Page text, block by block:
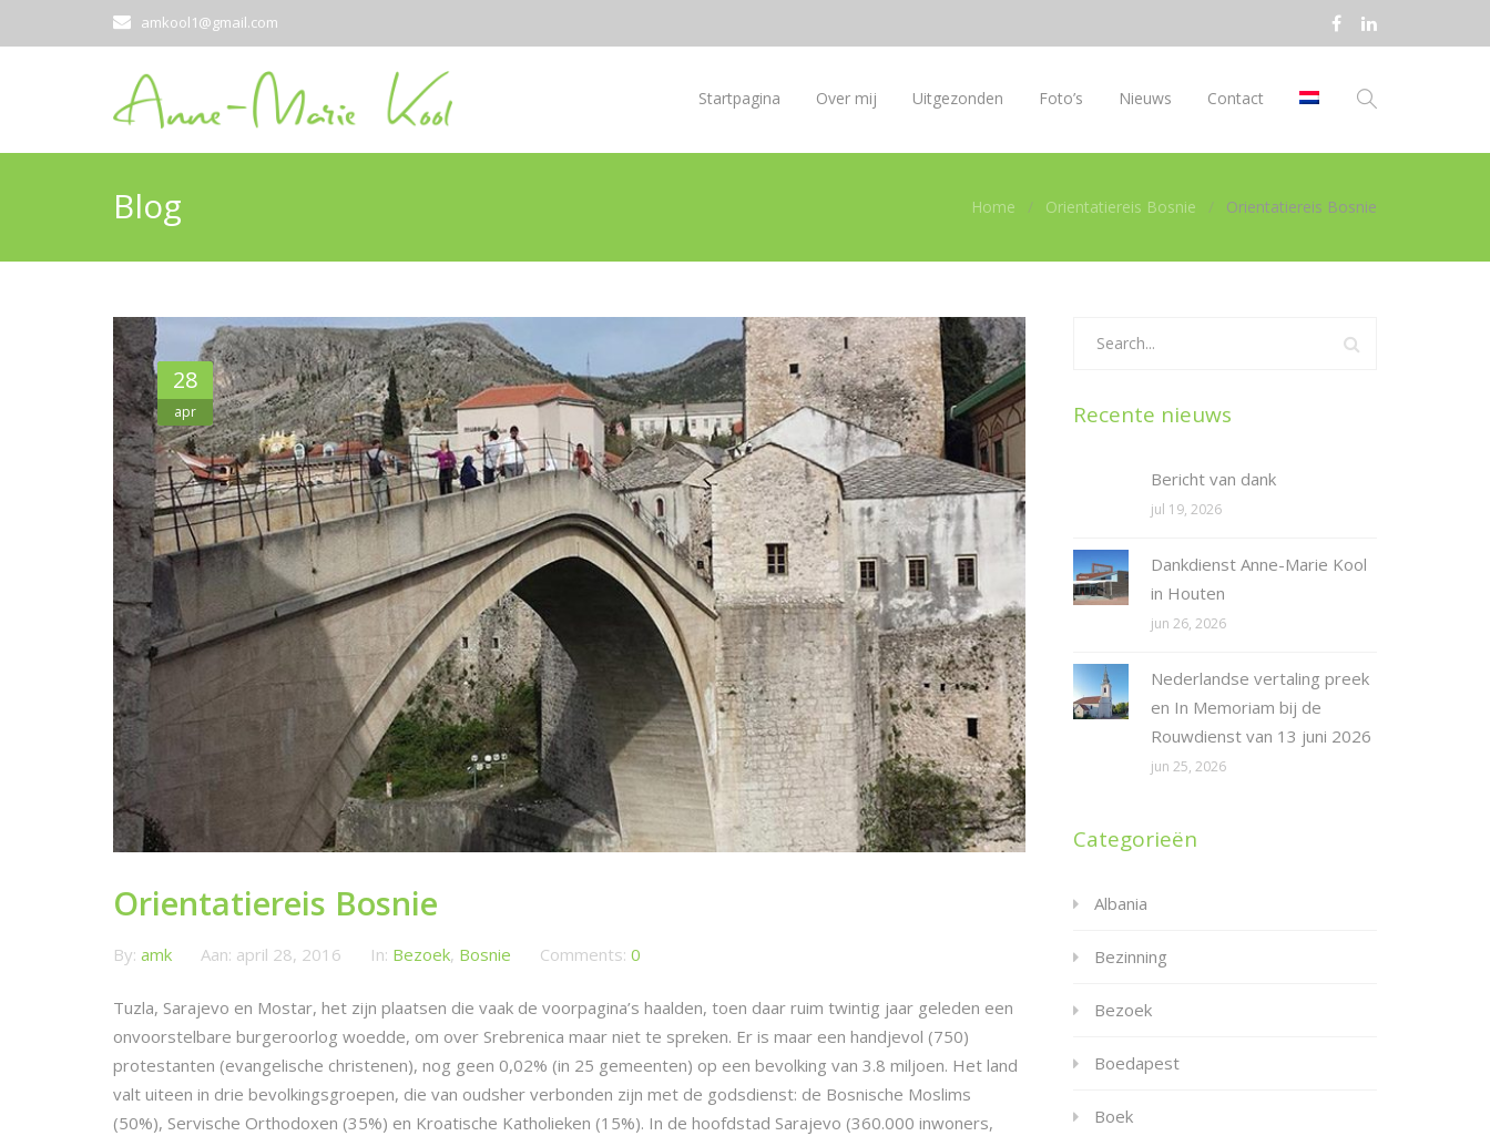
amkool1@gmail.com
Startpagina Over mij Uitgezonden Foto’s Nieuws Contact
Blog Home Orientatiereis Bosnie Orientatiereis Bosnie
28
apr
Orientatiereis Bosnie
By: amk Aan: april 28, 2016 In: Bezoek, Bosnie Comments: 0
Tuzla, Sarajevo en Mostar, het zijn plaatsen die vaak de voorpagina’s haalden, toen daar ruim twintig jaar geleden een
onvoorstelbare burgeroorlog woedde, om over Srebrenica maar niet te spreken. Er is maar een handjevol (750)
protestanten (evangelische christenen), nog geen 0,02% (in 25 gemeenten) op een bevolking van 3.8 miljoen. Het land
valt uiteen in drie bevolkingsgroepen, die van oudsher verbonden zijn met de godsdienst: de Bosnische Moslims
(50%), Servische Orthodoxen (35%) en Kroatische Katholieken (15%). In de hoofdstad Sarajevo (360.000 inwoners,
Recente nieuws
Bericht van dank
jul 19, 2026
Dankdienst Anne-Marie Kool
in Houten
jun 26, 2026
Nederlandse vertaling preek
en In Memoriam bij de
Rouwdienst van 13 juni 2026
jun 25, 2026
Categorieën
Albania
Bezinning
Bezoek
Boedapest
Boek